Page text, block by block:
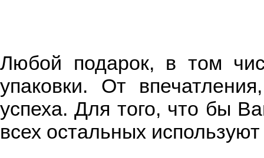
Любой подарок, в том
упаковки. От
успеха. Для того, что бы
всех остальных